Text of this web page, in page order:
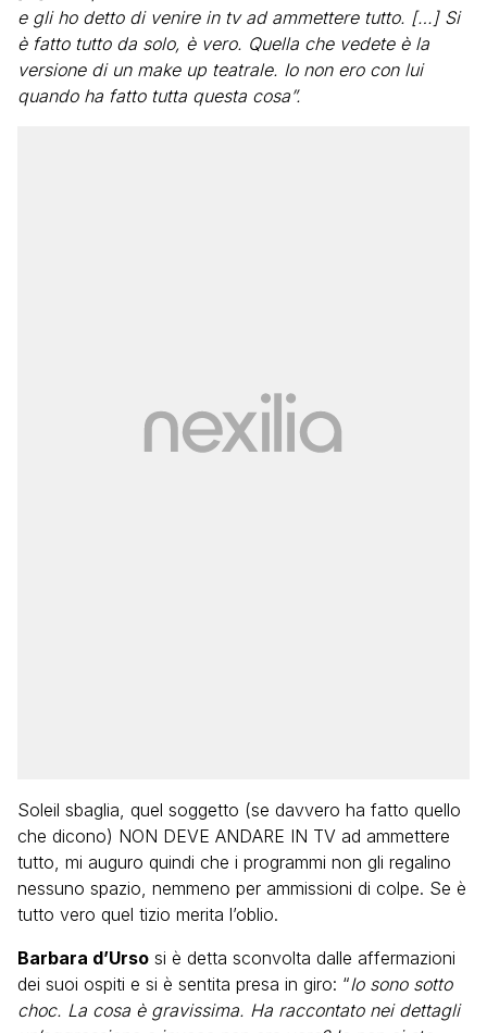
e gli ho detto di venire in tv ad ammettere tutto. […] Si
è fatto tutto da solo, è vero. Quella che vedete è la
versione di un make up teatrale. Io non ero con lui
quando ha fatto tutta questa cosa”.
Soleil sbaglia, quel soggetto (se davvero ha fatto quello
che dicono) NON DEVE ANDARE IN TV ad ammettere
tutto, mi auguro quindi che i programmi non gli regalino
nessuno spazio, nemmeno per ammissioni di colpe. Se è
tutto vero quel tizio merita l’oblio.
Barbara d’Urso si è detta sconvolta dalle affermazioni
dei suoi ospiti e si è sentita presa in giro: “Io sono sotto
choc. La cosa è gravissima. Ha raccontato nei dettagli